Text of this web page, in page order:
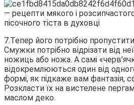
7.Тепер його потрібно
Смужки потрібно відрізати від
ножиць або ножа. А самі
відокремлюються один від
формі, як підкаже вам фантазія,
Розкласти їх на вистелене
маслом деко.